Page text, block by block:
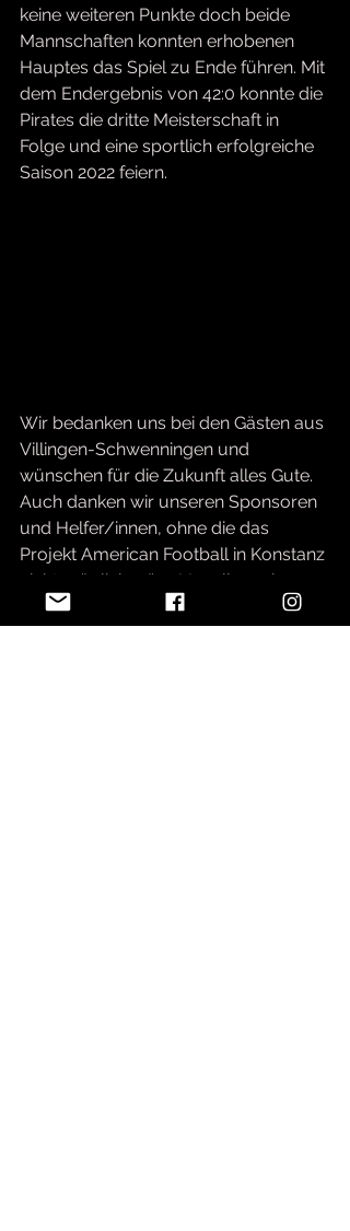
keine weiteren Punkte doch beide
Mannschaften konnten erhobenen
Hauptes das Spiel zu Ende führen. Mit
dem Endergebnis von 42:0 konnte die
Pirates die dritte Meisterschaft in
Folge und eine sportlich erfolgreiche
Saison 2022 feiern.
Wir bedanken uns bei den Gästen aus
Villingen-Schwenningen und
wünschen für die Zukunft alles Gute.
Auch danken wir unseren Sponsoren
und Helfer/innen, ohne die das
Projekt American Football in Konstanz
nicht möglich wäre. Vor allem aber
bedanken wir uns bei unseren Fans,